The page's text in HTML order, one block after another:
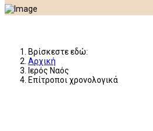
Βρίσκεστε εδώ:
Αρχική
Ιερός Ναός
Επίτροποι χρονολογικά